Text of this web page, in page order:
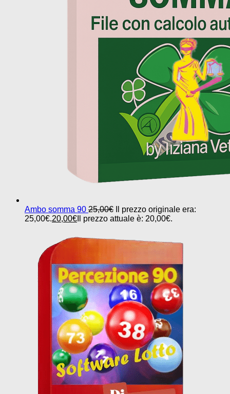
Ambo somma 90 25,00€
Il prezzo originale era:
25,00€.20,00€ Il prezzo attuale è: 20,00€.